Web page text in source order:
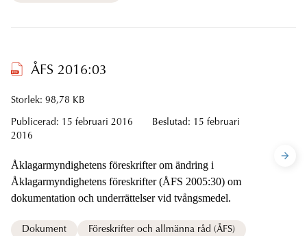
ÅFS 2016:03
Storlek: 98,78 KB
Publicerad: 15 februari 2016 Beslutad: 15 februari
2016
Åklagarmyndighetens föreskrifter om ändring i
Åklagarmyndighetens föreskrifter (ÅFS 2005:30) om
dokumentation och underrättelser vid tvångsmedel.
Dokument
Föreskrifter och allmänna råd (ÅFS)